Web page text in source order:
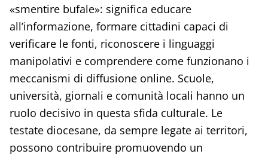
«smentire bufale»: significa educare
all’informazione, formare cittadini capaci di
verificare le fonti, riconoscere i linguaggi
manipolativi e comprendere come funzionano i
meccanismi di diffusione online. Scuole,
università, giornali e comunità locali hanno un
ruolo decisivo in questa sfida culturale. Le
testate diocesane, da sempre legate ai territori,
possono contribuire promuovendo un